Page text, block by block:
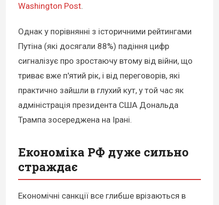
Washington Post.
Однак у порівнянні з історичними рейтингами
Путіна (які досягали 88%) падіння цифр
сигналізує про зростаючу втому від війни, що
триває вже п'ятий рік, і від переговорів, які
практично зайшли в глухий кут, у той час як
адміністрація президента США Дональда
Трампа зосереджена на Ірані.
Економіка РФ дуже сильно
страждає
Економічні санкції все глибше врізаються в